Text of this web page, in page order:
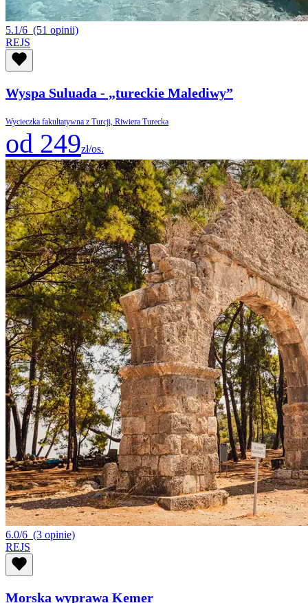
5.1/6 (51 opinii)
REJS
Wyspa Suluada - „tureckie Malediwy”
Wycieczka fakultatywna z Turcji, Riwiera Turecka
od 249zł/os.
6.0/6 (3 opinie)
REJS
Morska wyprawa Kemer